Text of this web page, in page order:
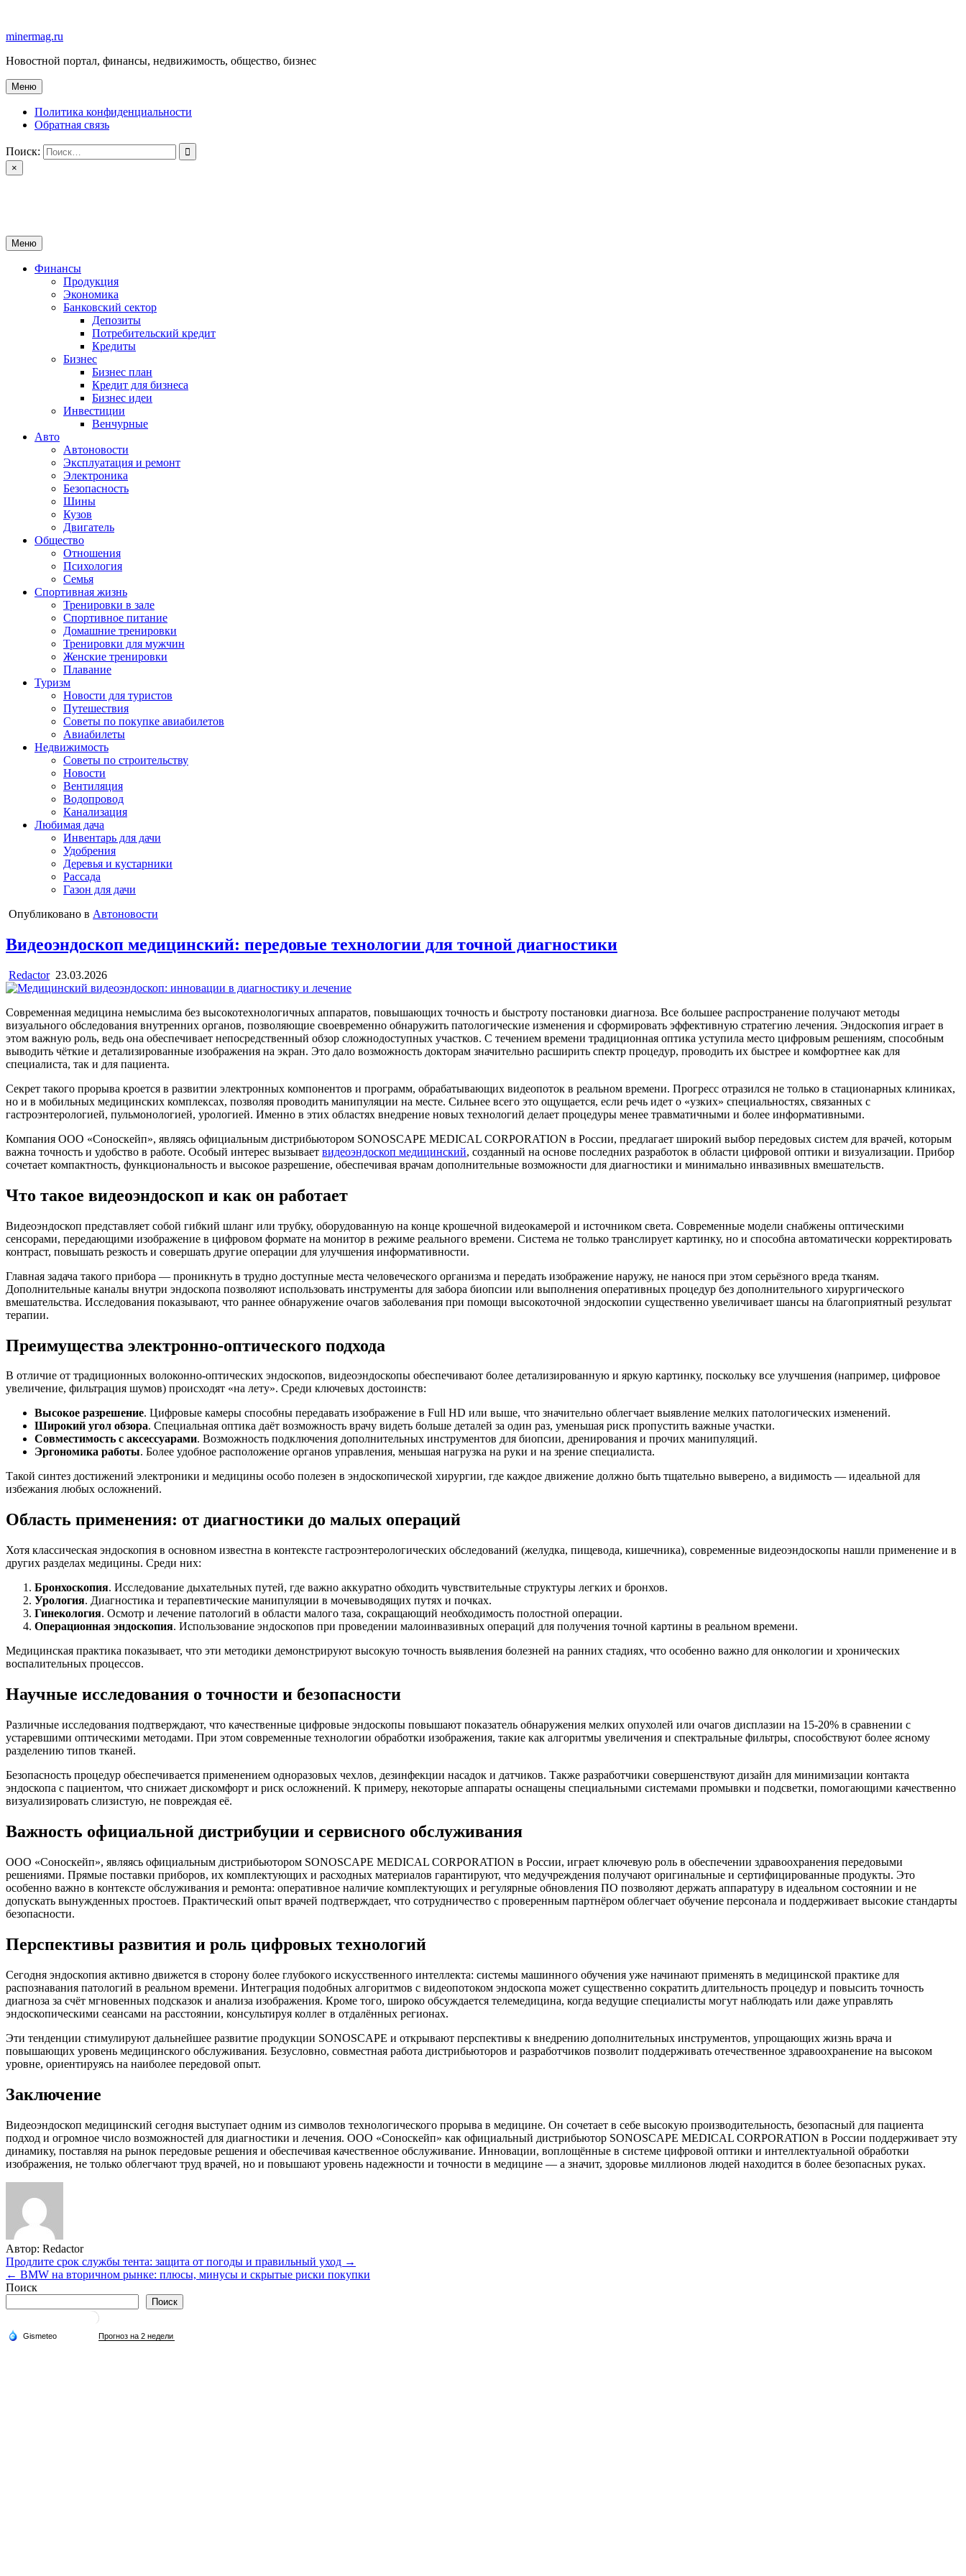
содержимому
minermag.ru
Новостной портал, финансы, недвижимость, общество, бизнес
Меню
Политика конфиденциальности
Обратная связь
Поиск:
×
Меню
Финансы
Продукция
Экономика
Банковский сектор
Депозиты
Потребительский кредит
Кредиты
Бизнес
Бизнес план
Кредит для бизнеса
Бизнес идеи
Инвестиции
Венчурные
Авто
Автоновости
Эксплуатация и ремонт
Электроника
Безопасность
Шины
Кузов
Двигатель
Общество
Отношения
Психология
Семья
Спортивная жизнь
Тренировки в зале
Спортивное питание
Домашние тренировки
Тренировки для мужчин
Женские тренировки
Плавание
Туризм
Новости для туристов
Путешествия
Советы по покупке авиабилетов
Авиабилеты
Недвижимость
Советы по строительству
Новости
Вентиляция
Водопровод
Канализация
Любимая дача
Инвентарь для дачи
Удобрения
Деревья и кустарники
Рассада
Газон для дачи
Опубликовано в Автоновости
Видеоэндоскоп медицинский: передовые технологии для точной диагностики
Redactor 23.03.2026
Современная медицина немыслима без высокотехнологичных аппаратов, повышающих точность и быстроту постановки диагноза. Все большее распространение получают методы
визуального обследования внутренних органов, позволяющие своевременно обнаружить патологические изменения и сформировать эффективную стратегию лечения. Эндоскопия играет в
этом важную роль, ведь она обеспечивает непосредственный обзор сложнодоступных участков. С течением времени традиционная оптика уступила место цифровым решениям, способным
выводить чёткие и детализированные изображения на экран. Это дало возможность докторам значительно расширить спектр процедур, проводить их быстрее и комфортнее как для
специалиста, так и для пациента.
Секрет такого прорыва кроется в развитии электронных компонентов и программ, обрабатывающих видеопоток в реальном времени. Прогресс отразился не только в стационарных клиниках,
но и в мобильных медицинских комплексах, позволяя проводить манипуляции на месте. Сильнее всего это ощущается, если речь идет о «узких» специальностях, связанных с
гастроэнтерологией, пульмонологией, урологией. Именно в этих областях внедрение новых технологий делает процедуры менее травматичными и более информативными.
Компания ООО «Соноскейп», являясь официальным дистрибьютором SONOSCAPE MEDICAL CORPORATION в России, предлагает широкий выбор передовых систем для врачей, которым
важна точность и удобство в работе. Особый интерес вызывает видеоэндоскоп медицинский, созданный на основе последних разработок в области цифровой оптики и визуализации. Прибор
сочетает компактность, функциональность и высокое разрешение, обеспечивая врачам дополнительные возможности для диагностики и минимально инвазивных вмешательств.
Что такое видеоэндоскоп и как он работает
Видеоэндоскоп представляет собой гибкий шланг или трубку, оборудованную на конце крошечной видеокамерой и источником света. Современные модели снабжены оптическими
сенсорами, передающими изображение в цифровом формате на монитор в режиме реального времени. Система не только транслирует картинку, но и способна автоматически корректировать
контраст, повышать резкость и совершать другие операции для улучшения информативности.
Главная задача такого прибора — проникнуть в трудно доступные места человеческого организма и передать изображение наружу, не нанося при этом серьёзного вреда тканям.
Дополнительные каналы внутри эндоскопа позволяют использовать инструменты для забора биопсии или выполнения оперативных процедур без дополнительного хирургического
вмешательства. Исследования показывают, что раннее обнаружение очагов заболевания при помощи высокоточной эндоскопии существенно увеличивает шансы на благоприятный результат
терапии.
Преимущества электронно-оптического подхода
В отличие от традиционных волоконно-оптических эндоскопов, видеоэндоскопы обеспечивают более детализированную и яркую картинку, поскольку все улучшения (например, цифровое
увеличение, фильтрация шумов) происходят «на лету». Среди ключевых достоинств:
Высокое разрешение. Цифровые камеры способны передавать изображение в Full HD или выше, что значительно облегчает выявление мелких патологических изменений.
Широкий угол обзора. Специальная оптика даёт возможность врачу видеть больше деталей за один раз, уменьшая риск пропустить важные участки.
Совместимость с аксессуарами. Возможность подключения дополнительных инструментов для биопсии, дренирования и прочих манипуляций.
Эргономика работы. Более удобное расположение органов управления, меньшая нагрузка на руки и на зрение специалиста.
Такой синтез достижений электроники и медицины особо полезен в эндоскопической хирургии, где каждое движение должно быть тщательно выверено, а видимость — идеальной для
избежания любых осложнений.
Область применения: от диагностики до малых операций
Хотя классическая эндоскопия в основном известна в контексте гастроэнтерологических обследований (желудка, пищевода, кишечника), современные видеоэндоскопы нашли применение и в
других разделах медицины. Среди них:
Бронхоскопия. Исследование дыхательных путей, где важно аккуратно обходить чувствительные структуры легких и бронхов.
Урология. Диагностика и терапевтические манипуляции в мочевыводящих путях и почках.
Гинекология. Осмотр и лечение патологий в области малого таза, сокращающий необходимость полостной операции.
Операционная эндоскопия. Использование эндоскопов при проведении малоинвазивных операций для получения точной картины в реальном времени.
Медицинская практика показывает, что эти методики демонстрируют высокую точность выявления болезней на ранних стадиях, что особенно важно для онкологии и хронических
воспалительных процессов.
Научные исследования о точности и безопасности
Различные исследования подтверждают, что качественные цифровые эндоскопы повышают показатель обнаружения мелких опухолей или очагов дисплазии на 15-20% в сравнении с
устаревшими оптическими методами. При этом современные технологии обработки изображения, такие как алгоритмы увеличения и спектральные фильтры, способствуют более ясному
разделению типов тканей.
Безопасность процедур обеспечивается применением одноразовых чехлов, дезинфекции насадок и датчиков. Также разработчики совершенствуют дизайн для минимизации контакта
эндоскопа с пациентом, что снижает дискомфорт и риск осложнений. К примеру, некоторые аппараты оснащены специальными системами промывки и подсветки, помогающими качественно
визуализировать слизистую, не повреждая её.
Важность официальной дистрибуции и сервисного обслуживания
ООО «Соноскейп», являясь официальным дистрибьютором SONOSCAPE MEDICAL CORPORATION в России, играет ключевую роль в обеспечении здравоохранения передовыми
решениями. Прямые поставки приборов, их комплектующих и расходных материалов гарантируют, что медучреждения получают оригинальные и сертифицированные продукты. Это
особенно важно в контексте обслуживания и ремонта: оперативное наличие комплектующих и регулярные обновления ПО позволяют держать аппаратуру в идеальном состоянии и не
допускать вынужденных простоев. Практический опыт врачей подтверждает, что сотрудничество с проверенным партнёром облегчает обучение персонала и поддерживает высокие стандарты
безопасности.
Перспективы развития и роль цифровых технологий
Сегодня эндоскопия активно движется в сторону более глубокого искусственного интеллекта: системы машинного обучения уже начинают применять в медицинской практике для
распознавания патологий в реальном времени. Интеграция подобных алгоритмов с видеопотоком эндоскопа может существенно сократить длительность процедур и повысить точность
диагноза за счёт мгновенных подсказок и анализа изображения. Кроме того, широко обсуждается телемедицина, когда ведущие специалисты могут наблюдать или даже управлять
эндоскопическими сеансами на расстоянии, консультируя коллег в отдалённых регионах.
Эти тенденции стимулируют дальнейшее развитие продукции SONOSCAPE и открывают перспективы к внедрению дополнительных инструментов, упрощающих жизнь врача и
повышающих уровень медицинского обслуживания. Безусловно, совместная работа дистрибьюторов и разработчиков позволит поддерживать отечественное здравоохранение на высоком
уровне, ориентируясь на наиболее передовой опыт.
Заключение
Видеоэндоскоп медицинский сегодня выступает одним из символов технологического прорыва в медицине. Он сочетает в себе высокую производительность, безопасный для пациента
подход и огромное число возможностей для диагностики и лечения. ООО «Соноскейп» как официальный дистрибьютор SONOSCAPE MEDICAL CORPORATION в России поддерживает эту
динамику, поставляя на рынок передовые решения и обеспечивая качественное обслуживание. Инновации, воплощённые в системе цифровой оптики и интеллектуальной обработки
изображения, не только облегчают труд врачей, но и повышают уровень надежности и точности в медицине — а значит, здоровье миллионов людей находится в более безопасных руках.
Автор: Redactor
Навигация
по
Продлите срок службы тента: защита от погоды и правильный уход →
← BMW на вторичном рынке: плюсы, минусы и скрытые риски покупки
Поиск
Поиск